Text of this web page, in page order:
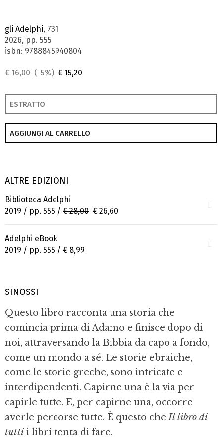
gli Adelphi, 731
2026, pp. 555
isbn: 9788845940804
€ 16,00 (-5%) € 15,20
ESTRATTO
AGGIUNGI AL CARRELLO
ALTRE EDIZIONI
Biblioteca Adelphi
2019 / pp. 555 / € 28,00 € 26,60
Adelphi eBook
2019 / pp. 555 / € 8,99
SINOSSI
Questo libro racconta una storia che
comincia prima di Adamo e finisce dopo di
noi, attraversando la Bibbia da capo a fondo,
come un mondo a sé. Le storie ebraiche,
come le storie greche, sono intricate e
interdipendenti. Capirne una è la via per
capirle tutte. E, per capirne una, occorre
averle percorse tutte. È questo cheIl libro di
tutti i libri tenta di fare.